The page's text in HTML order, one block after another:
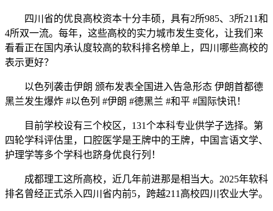
四川省的优良高校资本十分丰硕，具有2所985、3所211和
4所双一流。每年，这些高校的实力城市发生变化，让我们来
看看正在国内承认度较高的软科排名榜单上，四川哪些高校的
表示更好？
以色列袭击伊朗 颁布发表全国进入告急形态 伊朗首都德
黑兰发生爆炸 #以色列 #伊朗 #德黑兰 #和平 #国际快讯！
目前学校设有三个校区，131个本科专业供学子选择。第
四轮学科评估里，口腔医学是王牌中的王牌，中国言语文学、
护理学等多个学科也跻身优良行列！
成都理工这所高校，近几年前进那是相当大。2025年软科
排名曾经正式杀入四川省内前5，跨越211高校四川农业大学。